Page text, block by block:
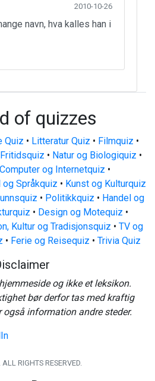
2010-10-26
navn, hva kalles han i
of quizzes
Quiz • Litteratur Quiz • Filmquiz •
• Natur og Biologiquiz •
Computer og Internetquiz •
og Språkquiz • Kunst og Kulturquiz
• Politikkquiz • Handel og
• Design og Motequiz •
Kultur og Tradisjonsquiz • TV og
• Ferie og Reisequiz • Trivia Quiz
og ikke et leksikon.
bør derfor tas med kraftig
også information andre steder.
RIGHTS RESERVED.